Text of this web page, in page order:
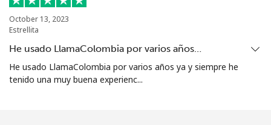
October 13, 2023
Estrellita
He usado LlamaColombia por varios años…
He usado LlamaColombia por varios años ya y siempre he
tenido una muy buena experienc...